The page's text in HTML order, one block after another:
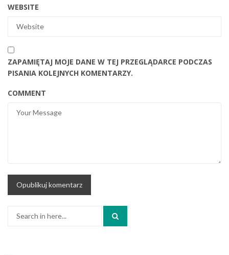
WEBSITE
ZAPAMIĘTAJ MOJE DANE W TEJ PRZEGLĄDARCE PODCZAS
PISANIA KOLEJNYCH KOMENTARZY.
COMMENT